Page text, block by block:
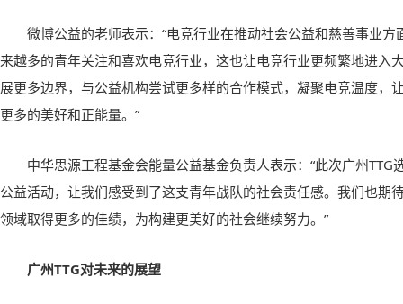
微博公益的老师表示：“电竞行业在推动社会公益和慈善事业
来越多的青年关注和喜欢电竞行业，这也让电竞行业更频繁地进入
展更多边界，与公益机构尝试更多样的合作模式，凝聚电竞温度，
更多的美好和正能量。”
中华思源工程基金会能量公益基金负责人表示：“此次广州TTG
公益活动，让我们感受到了这支青年战队的社会责任感。我们也期
领域取得更多的佳绩，为构建更美好的社会继续努力。”
广州TTG对未来的展望